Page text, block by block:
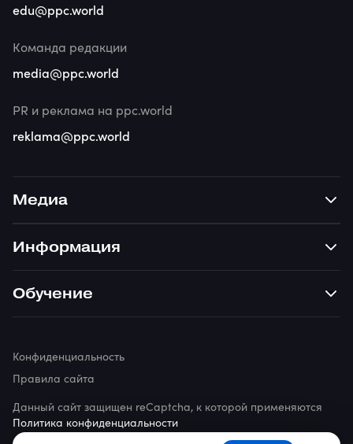
Медиа
Информация
Обучение
edu@ppc.world
Команда редакции
media@ppc.world
PR и реклама на ppc.world
reklama@ppc.world
Данный сайт защищен reCaptcha, к которой применяются
Политика конфиденциальности
Конфиденциальность
Правила сайта